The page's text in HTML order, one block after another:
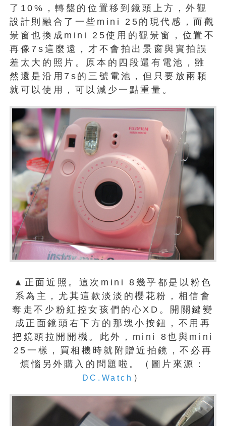
了10%，轉盤的位置移到鏡頭上方，外觀
設計則融合了一些mini 25的現代感，而觀
景窗也換成mini 25使用的觀景窗，位置不
再像7s這麼遠，才不會拍出景窗與實拍誤
差太大的照片。原本的四段還有電池，雖
然還是沿用7s的三號電池，但只要放兩顆
就可以使用，可以減少一點重量。
▲正面近照。這次mini 8幾乎都是以粉色
系為主，尤其這款淡淡的櫻花粉，相信會
奪走不少粉紅控女孩們的心XD。開關鍵變
成正面鏡頭右下方的那塊小按鈕，不用再
把鏡頭拉開開機。此外，mini 8也與mini
25一樣，買相機時就附贈近拍鏡，不必再
煩惱另外購入的問題啦。（圖片來源：
DC.Watch ）